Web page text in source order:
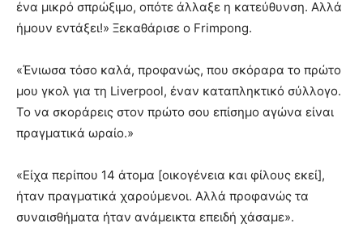
ένα μικρό σπρώξιμο, οπότε άλλαξε η κατεύθυνση. Αλλά
ήμουν εντάξει!» Ξεκαθάρισε ο Frimpong.
«Ένιωσα τόσο καλά, προφανώς, που σκόραρα το πρώτο
μου γκολ για τη Liverpool, έναν καταπληκτικό σύλλογο.
Το να σκοράρεις στον πρώτο σου επίσημο αγώνα είναι
πραγματικά ωραίο.»
«Είχα περίπου 14 άτομα [οικογένεια και φίλους εκεί],
ήταν πραγματικά χαρούμενοι. Αλλά προφανώς τα
συναισθήματα ήταν ανάμεικτα επειδή χάσαμε».